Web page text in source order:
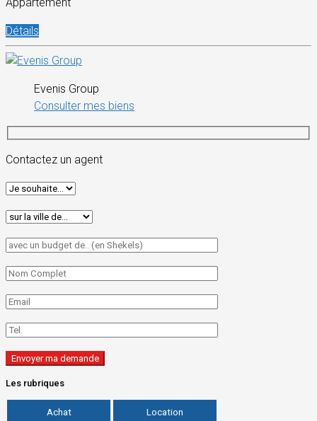
Détails
Evenis Group
Consulter mes biens
Contactez un agent
Les rubriques
Achat Location